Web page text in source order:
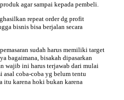
agar sampai kepada pembeli.
repeat order dg profit
bisnis bisa berjalan secara
sudah harus memiliki target
bagaimana, bisakah dipasarkan
wajib ini harus terjawab dari mulai
asal coba-coba yg belum tentu
itu karena hoki bukan karena